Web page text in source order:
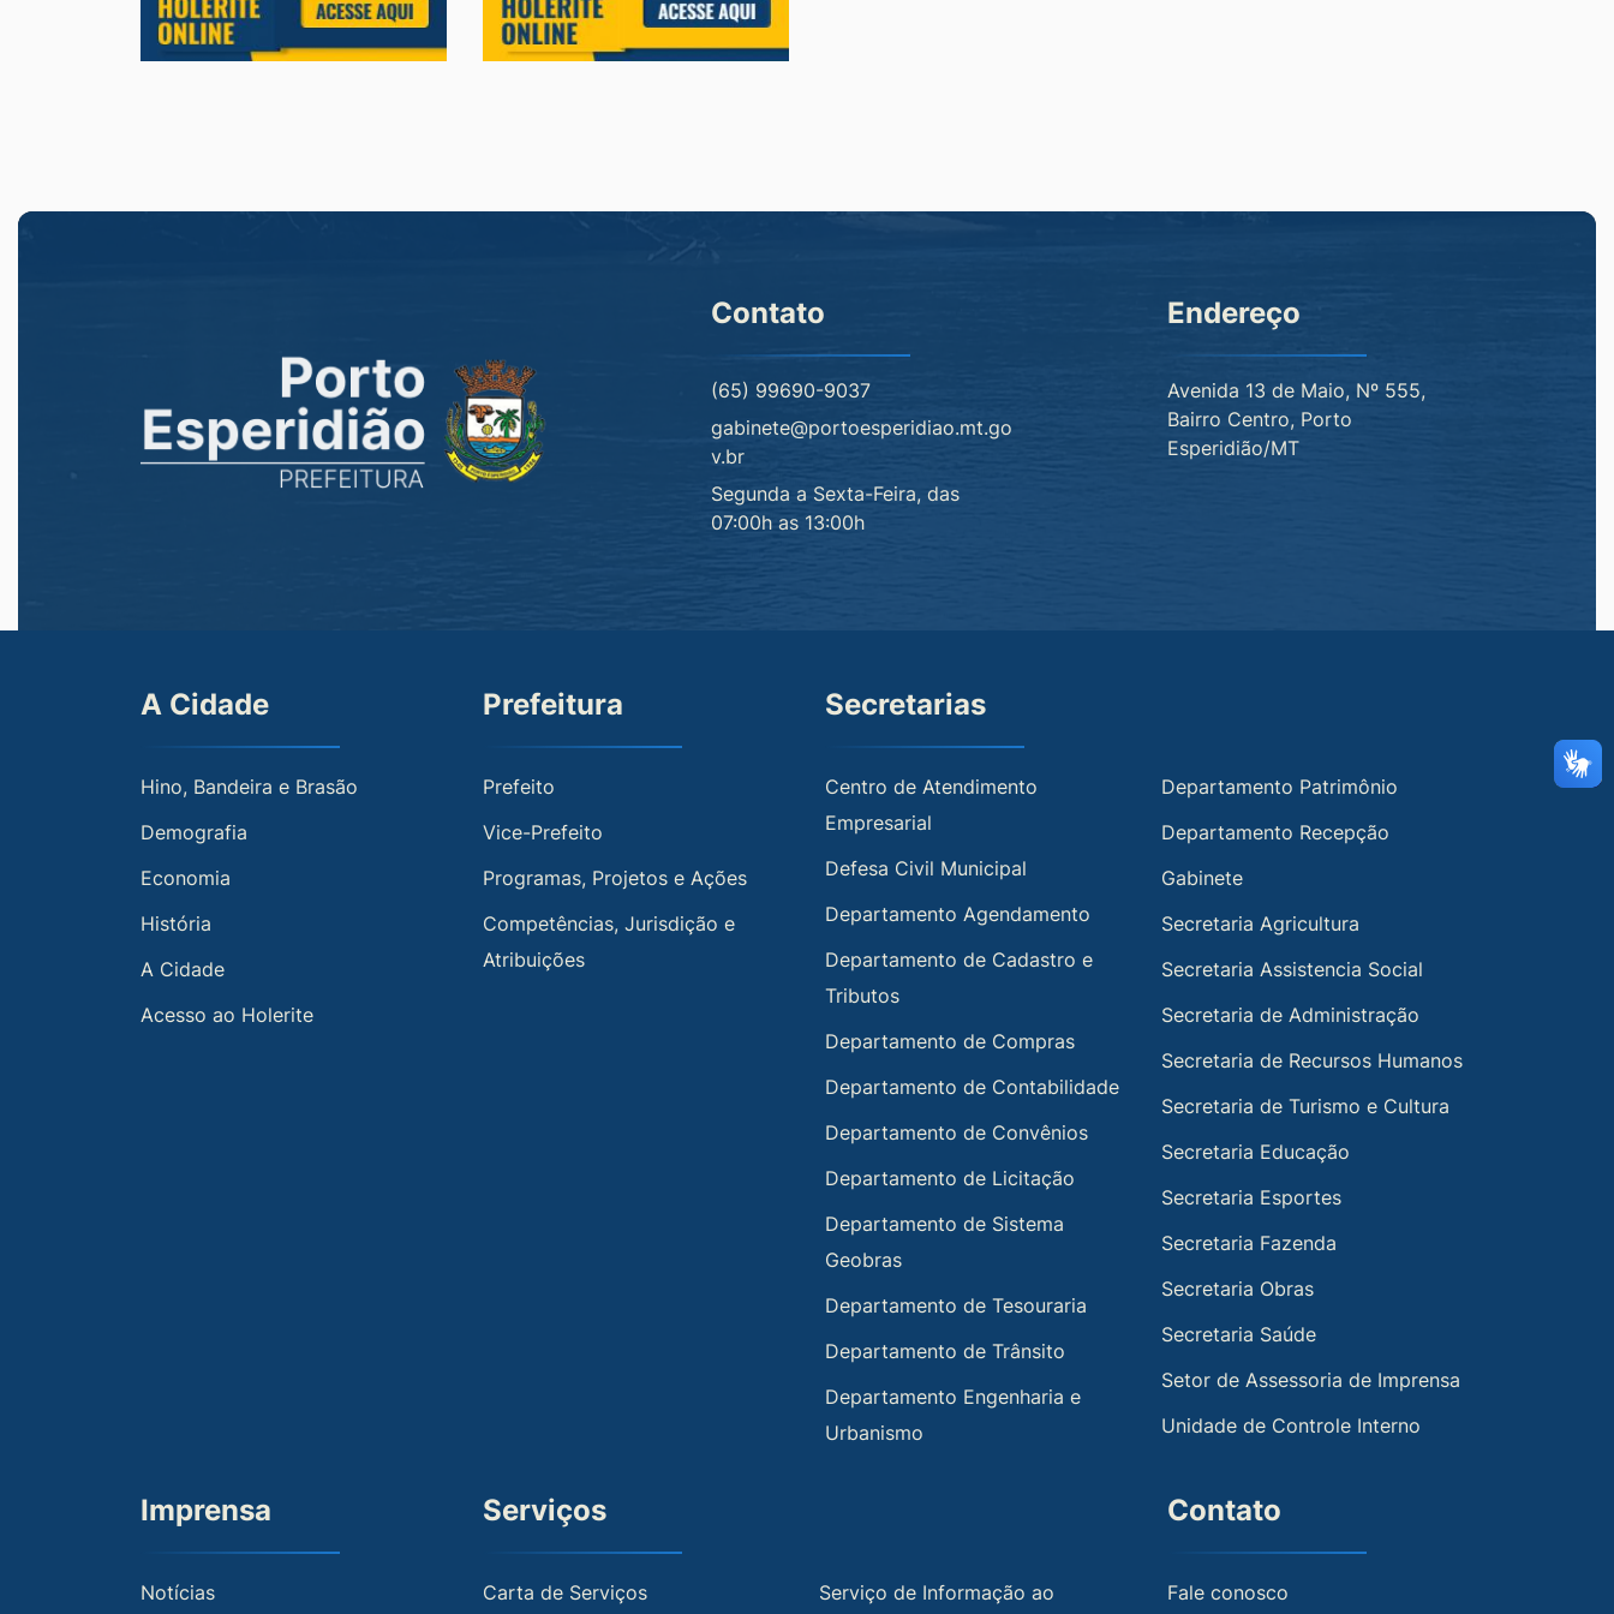
Contato
(65) 99690-9037
gabinete@portoesperidiao.mt.go
v.br
Segunda a Sexta-Feira, das
07:00h as 13:00h
Endereço
Avenida 13 de Maio, Nº 555,
Bairro Centro, Porto
Esperidião/MT
A Cidade
Hino, Bandeira e Brasão
Demografia
Economia
História
A Cidade
Acesso ao Holerite
Prefeitura
Prefeito
Vice-Prefeito
Programas, Projetos e Ações
Competências, Jurisdição e
Atribuições
Secretarias
Centro de Atendimento
Empresarial
Defesa Civil Municipal
Departamento Agendamento
Departamento de Cadastro e
Tributos
Departamento de Compras
Departamento de Contabilidade
Departamento de Convênios
Departamento de Licitação
Departamento de Sistema
Geobras
Departamento de Tesouraria
Departamento de Trânsito
Departamento Engenharia e
Urbanismo
Departamento Patrimônio
Departamento Recepção
Gabinete
Secretaria Agricultura
Secretaria Assistencia Social
Secretaria de Administração
Secretaria de Recursos Humanos
Secretaria de Turismo e Cultura
Secretaria Educação
Secretaria Esportes
Secretaria Fazenda
Secretaria Obras
Secretaria Saúde
Setor de Assessoria de Imprensa
Unidade de Controle Interno
Imprensa
Notícias
Serviços
Carta de Serviços Serviço de Informação ao
Contato
Fale conosco